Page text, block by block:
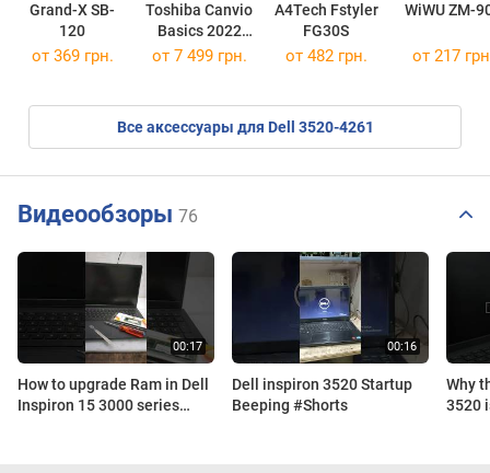
Grand-X SB-
120
Toshiba Canvio
Basics 2022
HDTB540EK3CA
A4Tech Fstyler
FG30S
WiWU ZM-
от 369 грн. от 7 499 грн. от 482 грн. от 217
Все аксессуары для Dell 3520-4261
Видеообзоры 76
How to upgrade Ram in Dell
Inspiron 15 3000 series
Dell inspiron 3520 Startup
Beeping #Shorts
Why
3520